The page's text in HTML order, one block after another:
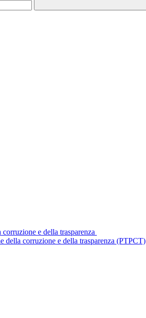
e della trasparenza
della corruzione e della trasparenza (PTPCT)